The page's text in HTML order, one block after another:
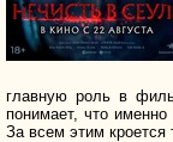
главную роль в
понимает, что
За всем этим